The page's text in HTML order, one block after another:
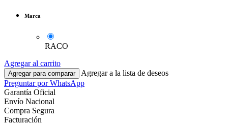
Marca
RACO
Agregar al carrito
Agregar para comparar
Agregar a la lista de deseos
Preguntar por WhatsApp
Garantía Oficial
Envío Nacional
Compra Segura
Facturación